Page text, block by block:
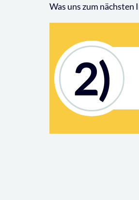
Was uns zum
2)